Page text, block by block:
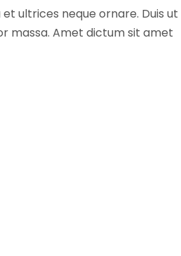
ultrices neque ornare. Duis ut
massa. Amet dictum sit amet